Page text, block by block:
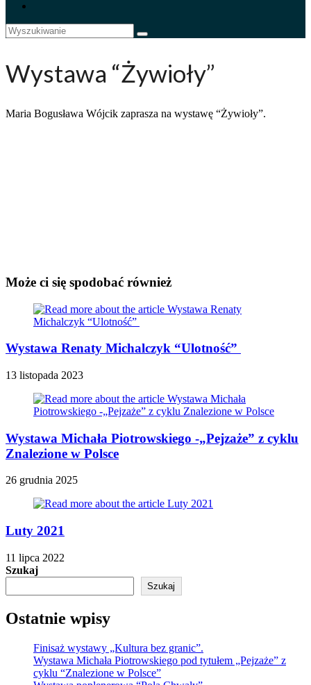
Wystawa “Żywioły”
Maria Bogusława Wójcik zaprasza na wystawę “Żywioły”.
Może ci się spodobać również
Wystawa Renaty Michalczyk “Ulotność”
13 listopada 2023
Wystawa Michała Piotrowskiego -„Pejzaże” z cyklu
Znalezione w Polsce
26 grudnia 2025
Luty 2021
11 lipca 2022
Szukaj
Szukaj
Ostatnie wpisy
Finisaż wystawy „Kultura bez granic”.
Wystawa Michała Piotrowskiego pod tytułem „Pejzaże” z
cyklu “Znalezione w Polsce”